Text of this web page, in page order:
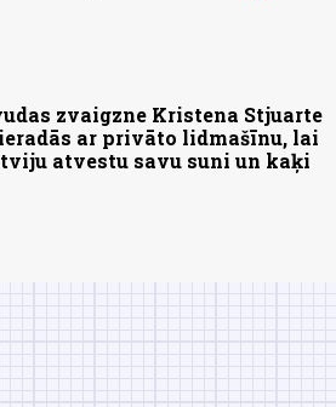
zvaigzne Kristena Stjuarte
ar privāto lidmašīnu, lai
atvestu savu suni un kaķi